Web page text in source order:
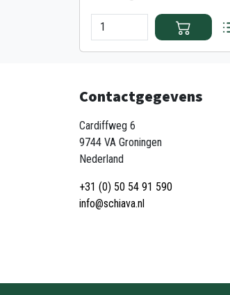
Contactgegevens
Cardiffweg 6
9744 VA Groningen
Nederland
+31 (0) 50 54 91 590
info@schiava.nl